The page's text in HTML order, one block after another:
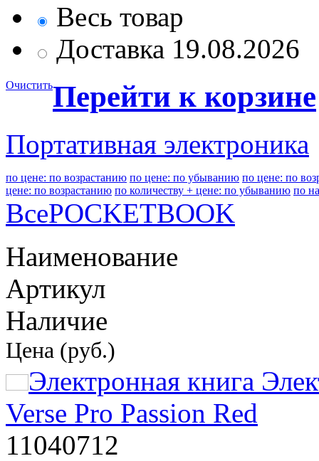
Весь товар
Доставка 19.08.2026
ОчиститьПерейти к корзине
Портативная электроника
по цене: по возрастанию по цене: по убыванию по цене: по
цене: по возрастанию по количеству + цене: по убыванию по
ВсеPOCKETBOOK
Наименование
Артикул
Наличие
Цена (руб.)
Электронная книга
Verse Pro Passion Red
11040712